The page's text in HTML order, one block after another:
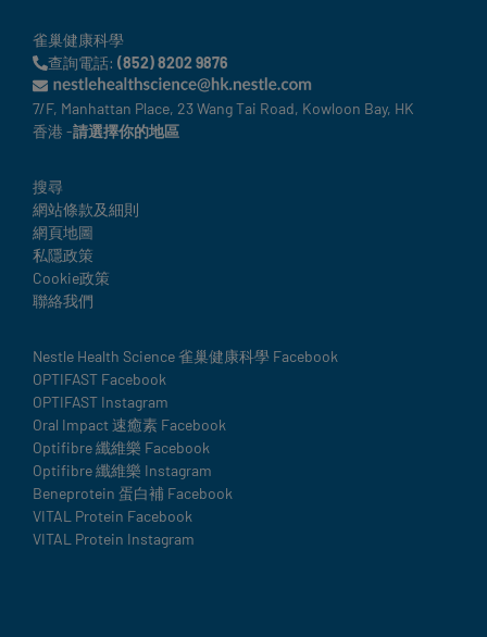
雀巢健康科學
查詢電話: (852) 8202 9876
7/F, Manhattan Place, 23 Wang Tai Road, Kowloon Bay, HK
香港 -請選擇你的地區
Legal
搜尋
網站條款及細則
網頁地圖
私隱政策
Cookie政策
聯絡我們
Social
details
Nestle Health Science 雀巢健康科學 Facebook
OPTIFAST Facebook
OPTIFAST Instagram
Oral Impact 速癒素 Facebook
Optifibre 纖維樂 Facebook
Optifibre 纖維樂 Instagram
Beneprotein 蛋白補 Facebook
VITAL Protein Facebook
VITAL Protein Instagram